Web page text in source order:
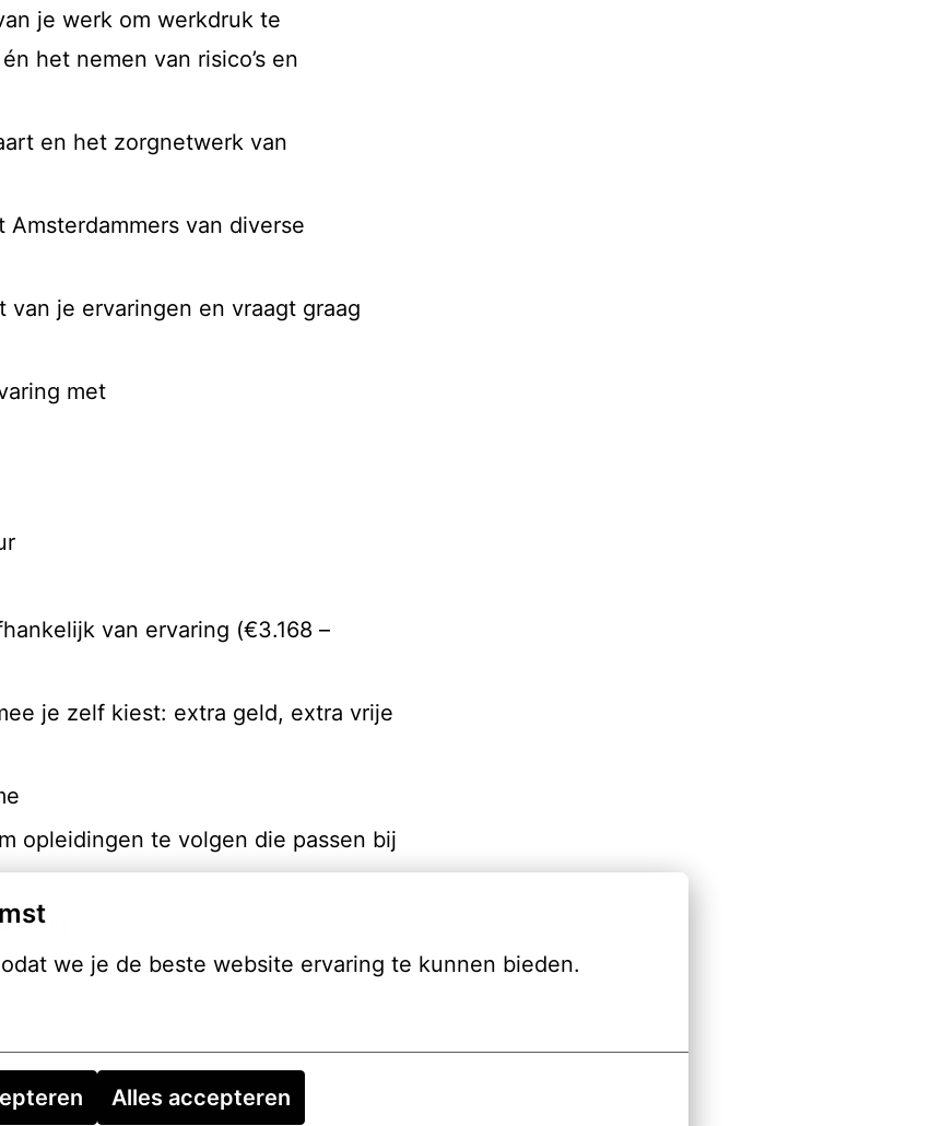
we je de beste website ervaring te kunnen bieden.
Alles accepteren
je werk om werkdruk te
het nemen van risico’s en
en het zorgnetwerk van
van diverse
je ervaringen en vraagt graag
met
van ervaring (€3.168 –
je zelf kiest: extra geld, extra vrije
opleidingen te volgen die passen bij
die je ondersteunt